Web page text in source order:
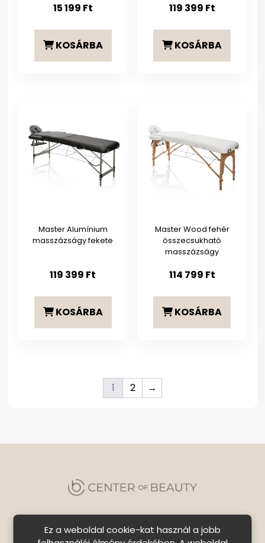
15 199 Ft
KOSÁRBA
119 399 Ft
KOSÁRBA
Master Alumínium
masszázságy fekete
119 399 Ft
KOSÁRBA
Master Wood fehér
összecsukható
masszázságy
114 799 Ft
KOSÁRBA
1 2 →
Ez a weboldal cookie-kat használ a jobb